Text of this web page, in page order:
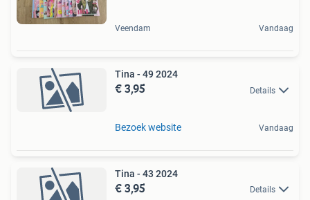
Veendam Vandaag
Tina - 49 2024
€ 3,95 Details
Bezoek website Vandaag
Tina - 43 2024
€ 3,95 Details